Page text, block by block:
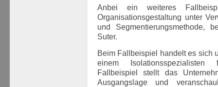
Anbei ein weiteres
Organisationsgestaltung unter
und Segmentierungsmethode,
Suter.
Beim Fallbeispiel handelt es sich
einem Isolationsspezialisten
Fallbeispiel stellt das
Ausgangslage und